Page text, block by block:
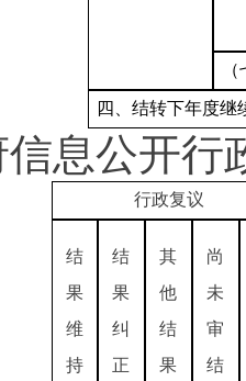
四、结转下年度继
信息公开行
行政复议
结
果
维
持
结
果
纠
正
其
他
结
果
尚
未
审
结